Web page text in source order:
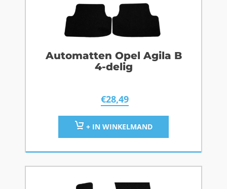
Automatten Opel Agila B
4-delig
€28,49
+ IN WINKELMAND